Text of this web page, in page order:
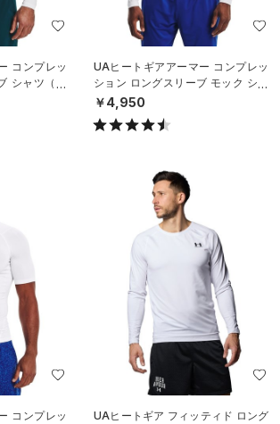
コンプレッ
シャツ（ト
UAヒートギアアーマー コンプレッ
ション ロングスリーブ モック シャ
ツ（トレーニング/MEN）
￥4,950
コンプレッ
UAヒートギア フィッティド ロング